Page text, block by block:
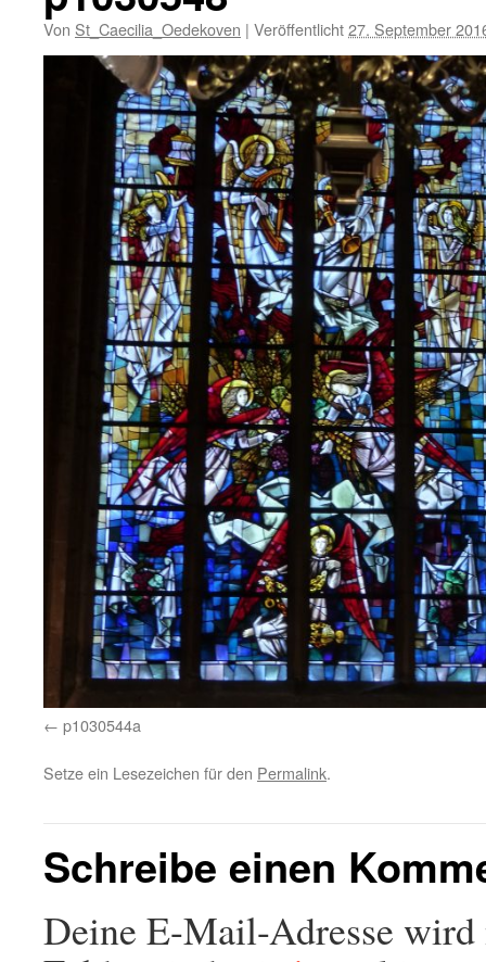
Von St_Caecilia_Oedekoven | Veröffentlicht27. September
p1030544a
Setze ein Lesezeichen für den Permalink.
Schreibe einen
Deine E-Mail-Adresse